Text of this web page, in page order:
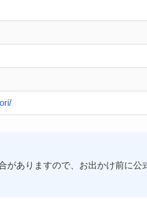
がありますので、お出かけ前に公